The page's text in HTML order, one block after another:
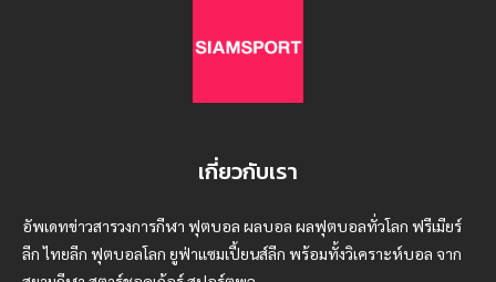
เกี่ยวกับเรา
อัพเดทข่าวสารวงการกีฬา ฟุตบอล ผลบอล ผลฟุตบอลทั่วโลก ฟรีเมียร์
ลีก ไทยลีก ฟุตบอลโลก ยูฟ่าแซมเปี้ยนส์ลีก พร้อมทั้งวิเคราะห์บอล จาก